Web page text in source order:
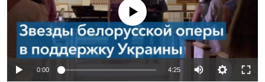
Learning English
СОЦИАЛЬНЫЕ СЕТИ
No media source currently available
0:00 4:25